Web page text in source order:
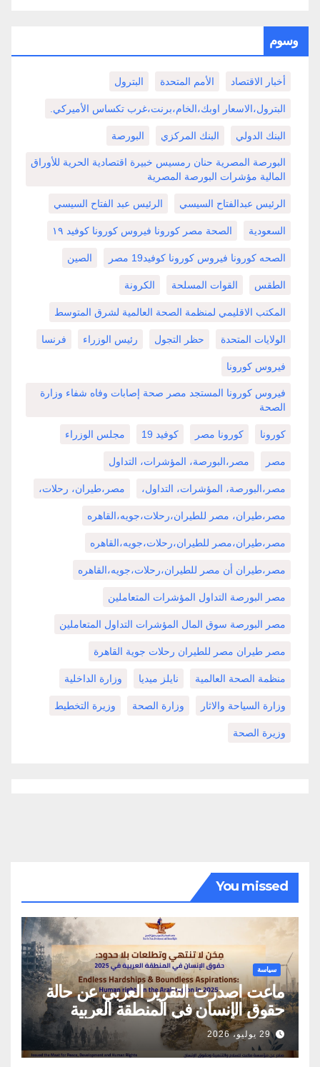
وسوم
أخبار الاقتصاد الأمم المتحدة البترول
البترول،الاسعار اوبك،الخام،برنت،غرب تكساس الأميركي.
البنك الدولي البنك المركزي البورصة
البورصة المصرية حنان رمسيس خبيرة اقتصادية الحرية للأوراق
المالية مؤشرات البورصة المصرية
الرئيس عبدالفتاح السيسي الرئيس عبد الفتاح السيسي
السعودية الصحة مصر كورونا فيروس كورونا كوفيد ١٩
الصحه كورونا فيروس كورونا كوفيد19 مصر الصين
الطقس القوات المسلحة الكرونة
المكتب الاقليمي لمنظمة الصحة العالمية لشرق المتوسط
الولايات المتحدة حظر التجول رئيس الوزراء فرنسا
فيروس كورونا
فيروس كورونا المستجد مصر صحة إصابات وفاه شفاء وزارة
الصحة
كورونا كورونا مصر كوفيد 19 مجلس الوزراء
مصر مصر،البورصة، المؤشرات، التداول
مصر،البورصة، المؤشرات، التداول، مصر،طيران، رحلات،
مصر،طيران، مصر للطيران،رحلات،جويه،القاهره
مصر،طيران،مصر للطيران،رحلات،جويه،القاهره
مصر،طيران أن مصر للطيران،رحلات،جويه،القاهره
مصر البورصة التداول المؤشرات المتعاملين
مصر البورصة سوق المال المؤشرات التداول المتعاملين
مصر طيران مصر للطيران رحلات جوية القاهرة
منظمة الصحة العالمية نايلز ميديا وزارة الداخلية
وزارة السياحة والاثار وزارة الصحة وزيرة التخطيط
وزيرة الصحة
You missed
سياسة
ماعت اصدرت التقرير العربي عن حالة
حقوق الإنسان في المنطقة العربية
29 يوليو، 2026